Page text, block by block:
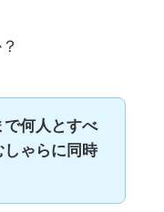
で何人とすべ
しゃらに同時